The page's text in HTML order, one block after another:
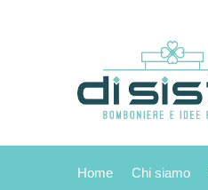
Home Chi siamo